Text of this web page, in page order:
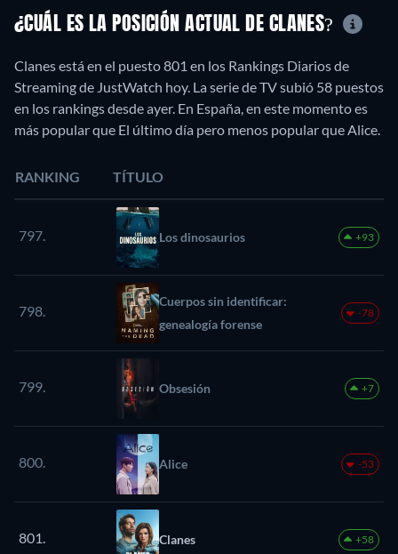
¿CUÁL ES LA POSICIÓN ACTUAL DE CLANES?
Clanes está en el puesto 801 en los Rankings Diarios de
Streaming de JustWatch hoy. La serie de TV subió 58 puestos
en los rankings desde ayer. En España, en este momento es
más popular que El último día pero menos popular que Alice.
RANKING TÍTULO
797. Los dinosaurios +93
798.
Cuerpos sin identificar:
genealogía forense
-78
799. Obsesión +7
800. Alice -53
801. Clanes +58